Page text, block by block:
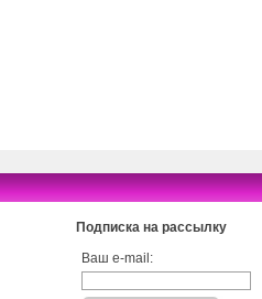
Подписка на рассылку
Ваш e-mail: